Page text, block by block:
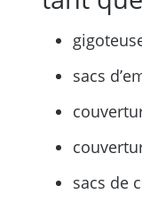
sacs
sacs de